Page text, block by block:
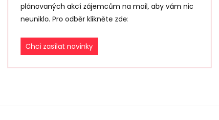
plánovaných akcí zájemcům na mail, aby vám nic
neuniklo. Pro odběr klikněte zde:
Chci zasílat novinky